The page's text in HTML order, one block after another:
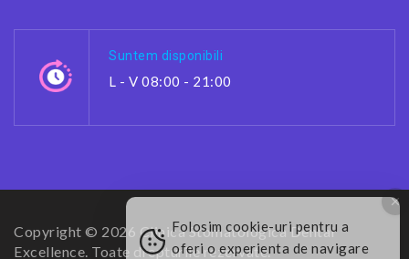
Suntem disponibili
L - V 08:00 - 21:00
Copyright © 2026 Clinica Stomatologica Dental
Excellence. Toate drepturile rezervate.
Folosim cookie-uri pentru a
oferi o experienta de navigare